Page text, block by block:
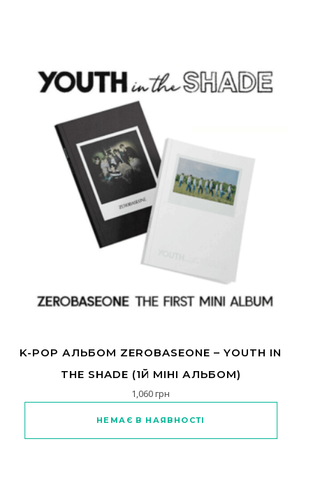
K-POP АЛЬБОМ ZEROBASEONE – YOUTH IN
THE SHADE (1Й МІНІ АЛЬБОМ)
1,060грн
НЕМАЄ В НАЯВНОСТІ